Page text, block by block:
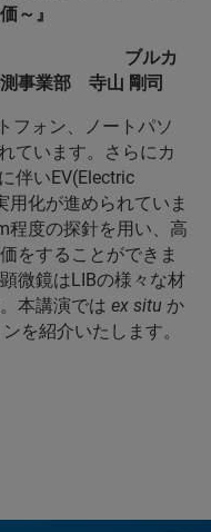
～ 』
カ
事業部 寺山 剛司
フォン、ノートパソ
ています。さらにカ
伴いEV(Electric
用化が進められていま
程度の探針を用い、高
をすることができま
微鏡はLIBの様々な材
本講演では ex situ か
を紹介いたします。